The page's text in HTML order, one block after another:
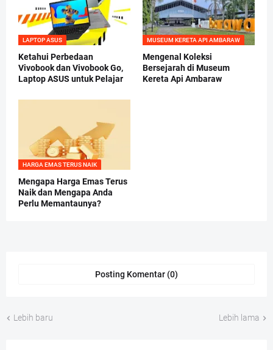
LAPTOP ASUS
Ketahui Perbedaan
Vivobook dan Vivobook Go,
Laptop ASUS untuk Pelajar
MUSEUM KERETA API AMBARAW
Mengenal Koleksi
Bersejarah di Museum
Kereta Api Ambaraw
HARGA EMAS TERUS NAIK
Mengapa Harga Emas Terus
Naik dan Mengapa Anda
Perlu Memantaunya?
Posting Komentar (0)
Lebih baru Lebih lama